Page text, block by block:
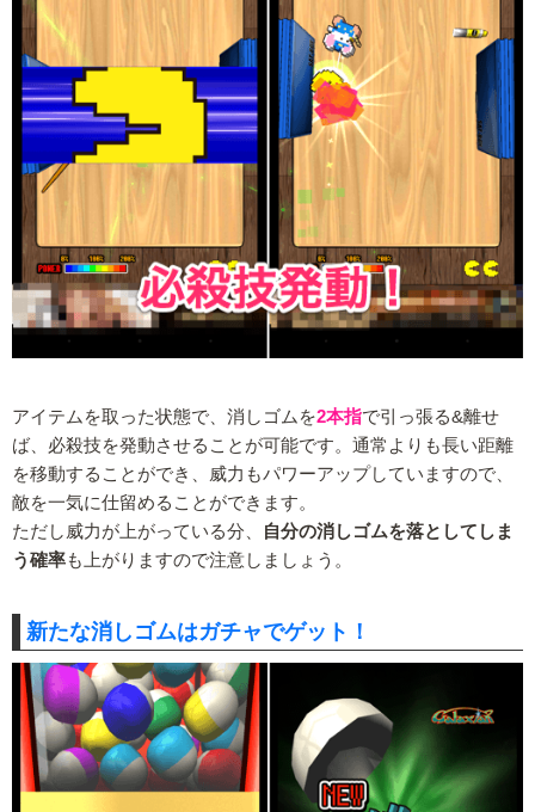
アイテムを取った状態で、消しゴムを2本指で引っ張る&離せ
ば、必殺技を発動させることが可能です。通常よりも長い距離
を移動することができ、威力もパワーアップしていますので、
敵を一気に仕留めることができます。
ただし威力が上がっている分、
自分の消しゴムを落としてしま
う確率も上がりますので注意しましょう。
新たな消しゴムはガチャでゲット！